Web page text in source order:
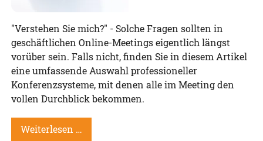
"Verstehen Sie mich?" - Solche Fragen sollten in
geschäftlichen Online-Meetings eigentlich längst
vorüber sein. Falls nicht, finden Sie in diesem Artikel
eine umfassende Auswahl professioneller
Konferenzsysteme, mit denen alle im Meeting den
vollen Durchblick bekommen.
Weiterlesen …